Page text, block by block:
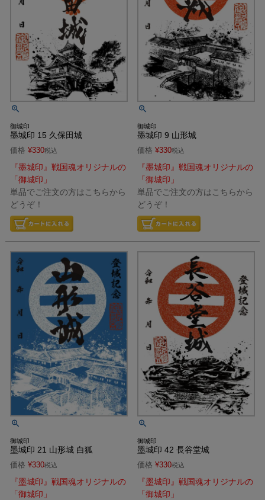
御城印
墨城印 15 久保田城
価格 ¥330税込
『墨城印』戦国魂オリジナルの
「御城印」
単品でご注文の方はこちらから
どうぞ！
御城印
墨城印 9 山形城
価格 ¥330税込
『墨城印』戦国魂オリジナルの
「御城印」
単品でご注文の方はこちらから
どうぞ！
御城印
墨城印 21 山形城 白狐
価格 ¥330税込
『墨城印』戦国魂オリジナルの
「御城印」
御城印
墨城印 42 長谷堂城
価格 ¥330税込
『墨城印』戦国魂オリジナルの
「御城印」